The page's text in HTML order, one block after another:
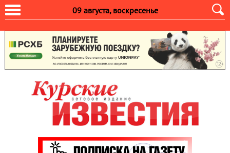
09 августа, воскресенье